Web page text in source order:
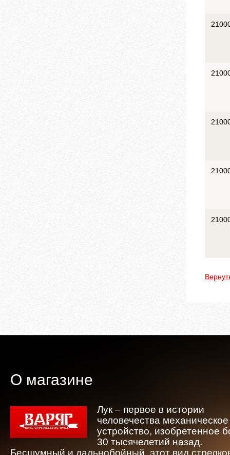
О магазине
Лук – первое в истории
человечества механическое
устройство, изобретенное
30 тысячелетий назад.
Бесшумный и дальнобойный, этот вид